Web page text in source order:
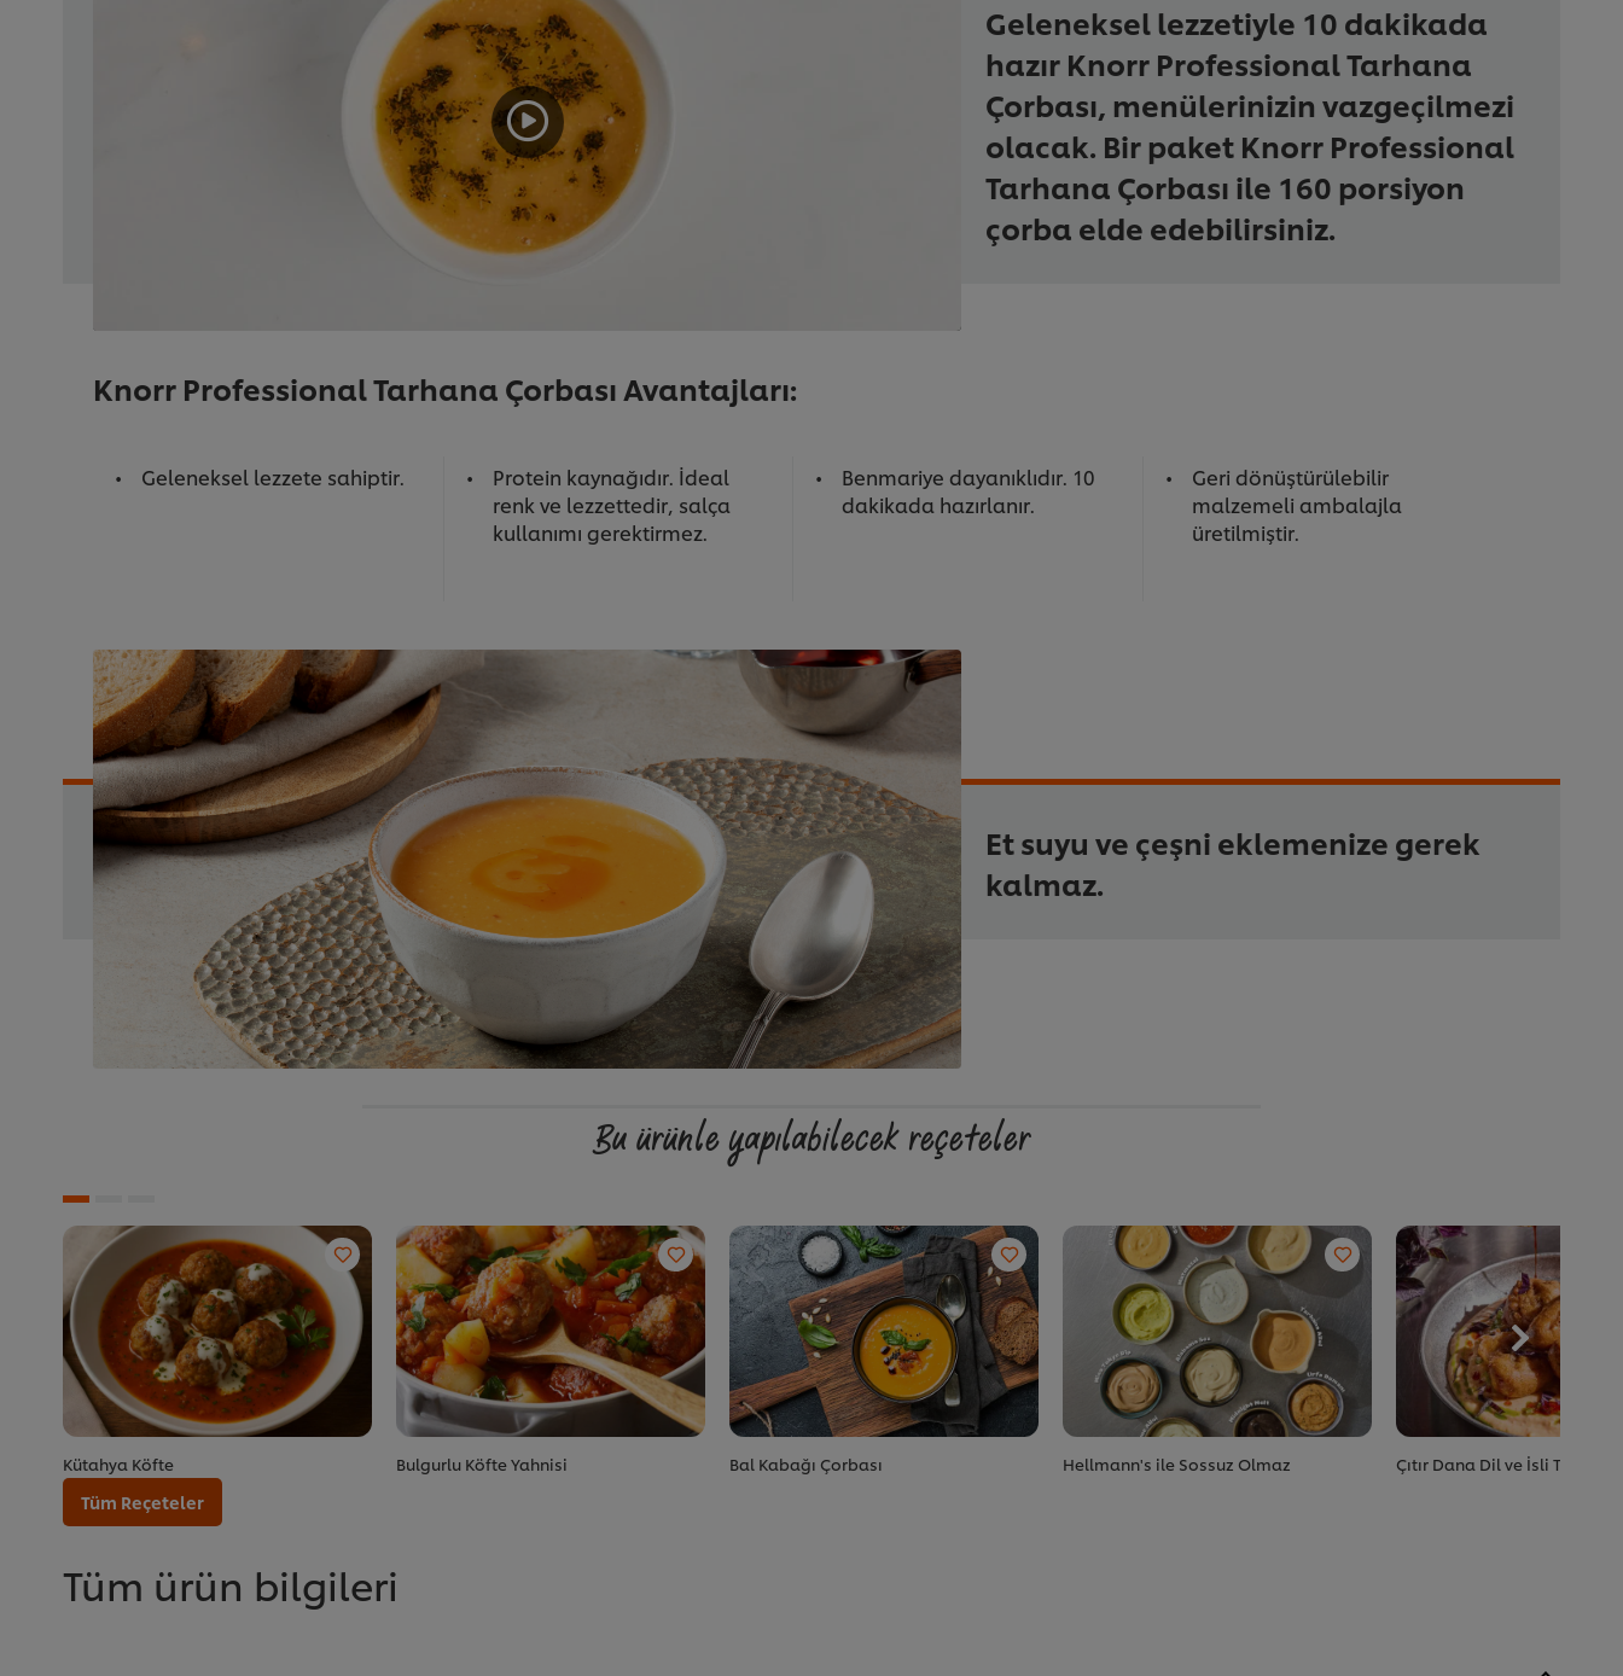
Geleneksel lezzetiyle 10 dakikada
hazır Knorr Professional Tarhana
Çorbası, menülerinizin vazgeçilmezi
olacak. Bir paket Knorr Professional
Tarhana Çorbası ile 160 porsiyon
çorba elde edebilirsiniz.
Knorr Professional Tarhana Çorbası Avantajları:
Geleneksel lezzete sahiptir.
Protein kaynağıdır. İdeal
renk ve lezzettedir, salça
kullanımı gerektirmez.
Benmariye dayanıklıdır. 10
dakikada hazırlanır.
Geri dönüştürülebilir
malzemeli ambalajla
üretilmiştir.
Et suyu ve çeşni eklemenize gerek
kalmaz.
Bu ürünle yapılabilecek reçeteler
Kütahya Köfte Bulgurlu Köfte Yahnisi Bal Kabağı Çorbası Hellmann's ile Sossuz Olmaz Çıtır Dana Dil ve İsli
Tüm Reçeteler
Tüm ürün bilgileri